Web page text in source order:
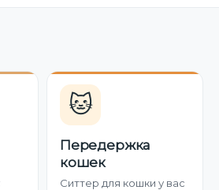
🐱
Передержка
кошек
Ситтер для кошки у вас